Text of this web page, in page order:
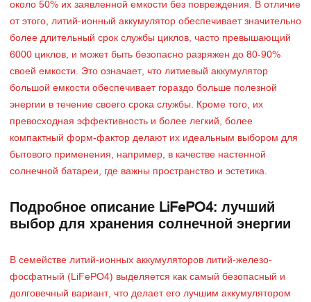
около 50% их заявленной емкости без повреждения. В отличие
от этого, литий-ионный аккумулятор обеспечивает значительно
более длительный срок службы циклов, часто превышающий
6000 циклов, и может быть безопасно разряжен до 80-90%
своей емкости. Это означает, что литиевый аккумулятор
большой емкости обеспечивает гораздо больше полезной
энергии в течение своего срока службы. Кроме того, их
превосходная эффективность и более легкий, более
компактный форм-фактор делают их идеальным выбором для
бытового применения, например, в качестве настенной
солнечной батареи, где важны пространство и эстетика.
Подробное описание LiFePO4: лучший
выбор для хранения солнечной энергии
В семействе литий-ионных аккумуляторов литий-железо-
фосфатный (LiFePO4) выделяется как самый безопасный и
долговечный вариант, что делает его лучшим аккумулятором